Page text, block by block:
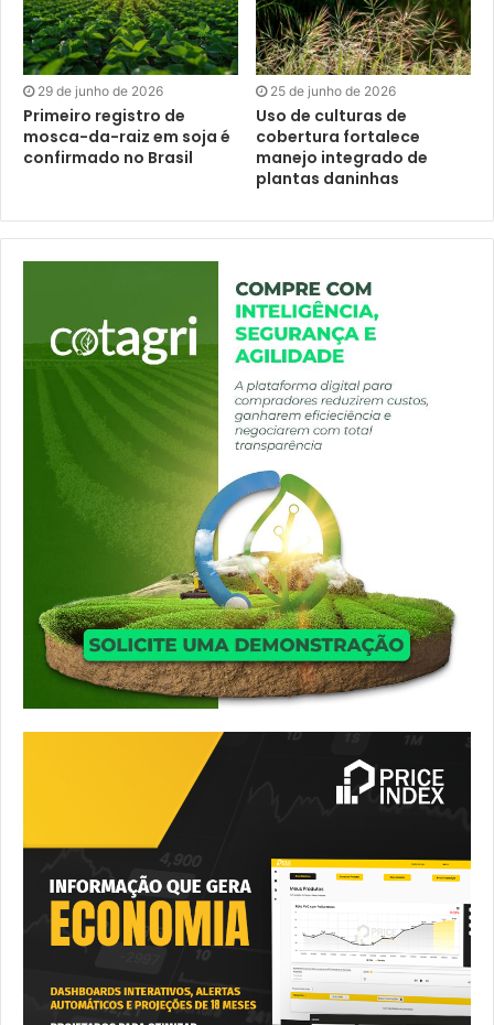
29 de junho de 2026
Primeiro registro de
mosca-da-raiz em soja é
confirmado no Brasil
25 de junho de 2026
Uso de culturas de
cobertura fortalece
manejo integrado de
plantas daninhas